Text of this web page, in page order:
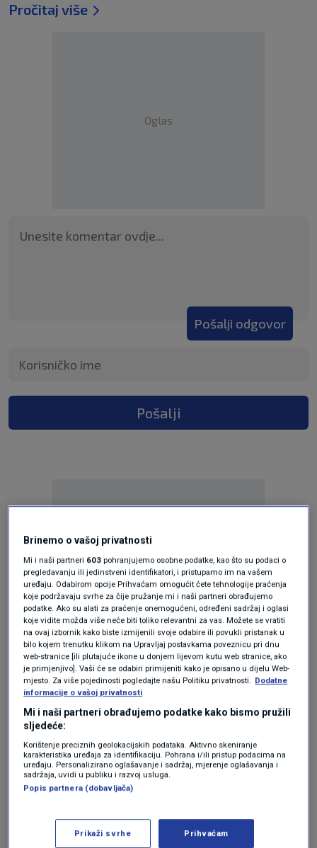
Pročitaj više
Oglas
Pošalji odgovor
Pošalji
Oglas
Oglas
Brinemo o vašoj privatnosti
Mi i naši partneri 603 pohranjujemo osobne podatke, kao što su podaci o
pregledavanju ili jedinstveni identifikatori, i pristupamo im na vašem
uređaju. Odabirom opcije Prihvaćam omogućit ćete tehnologije praćenja
koje podržavaju svrhe za čije pružanje mi i naši partneri obrađujemo
podatke. Ako su alati za praćenje onemogućeni, određeni sadržaj i oglasi
koje vidite možda više neće biti toliko relevantni za vas. Možete se vratiti
na ovaj izbornik kako biste izmijenili svoje odabire ili povukli pristanak u
bilo kojem trenutku klikom na Upravljaj postavkama poveznicu pri dnu
web-stranice [ili plutajuće ikone u donjem lijevom kutu web stranice, ako
je primjenjivo]. Vaši će se odabiri primijeniti kako je opisano u dijelu Web-
mjesto. Za više pojedinosti pogledajte našu Politiku privatnosti. Dodatne
informacije o vašoj privatnosti
Mi i naši partneri obrađujemo podatke kako bismo pružili
sljedeće:
Korištenje preciznih geolokacijskih podataka. Aktivno skeniranje
karakteristika uređaja za identifikaciju. Pohrana i/ili pristup podacima na
uređaju. Personalizirano oglašavanje i sadržaj, mjerenje oglašavanja i
sadržaja, uvidi u publiku i razvoj usluga.
Popis partnera (dobavljača)
Prikaži svrhe Prihvaćam